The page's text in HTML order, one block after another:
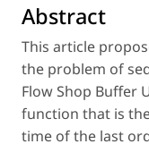
Abstract
This article
the problem of
Flow Shop Buffer
function that is
time of the last